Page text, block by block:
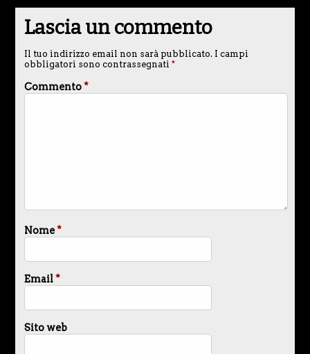
Lascia un commento
Il tuo indirizzo email non sarà pubblicato. I campi
obbligatori sono contrassegnati *
Commento*
Nome*
Email*
Sito web